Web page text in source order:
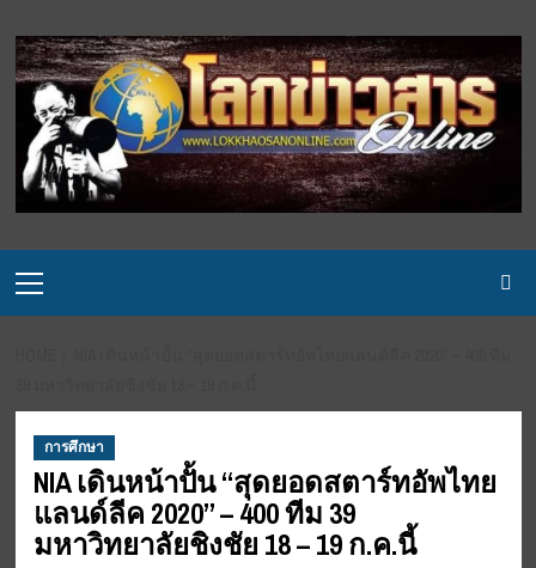
to
content
Menu
การศึกษา
NIA เดินหน้าปั้น “สุดยอดสตาร์ทอัพไทย
แลนด์ลีค 2020” – 400 ทีม 39
มหาวิทยาลัยชิงชัย 18 – 19 ก.ค.นี้